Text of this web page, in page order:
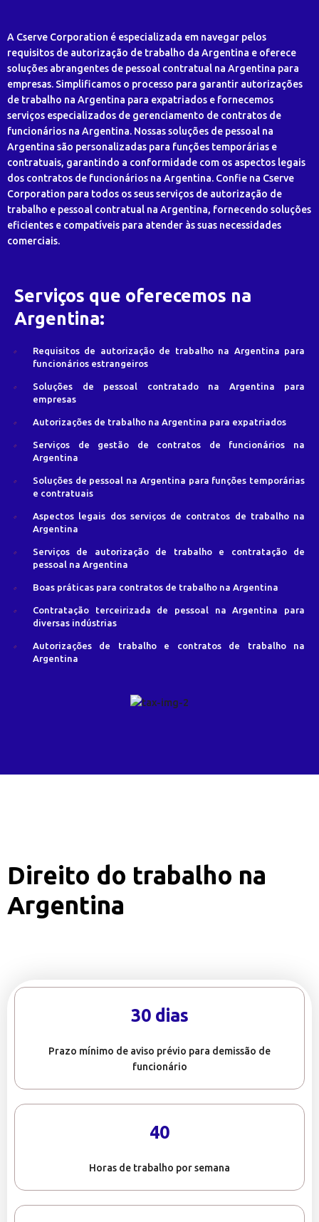
A Cserve Corporation é especializada em navegar pelos
requisitos de autorização de trabalho da Argentina e oferece
soluções abrangentes de pessoal contratual na Argentina para
empresas. Simplificamos o processo para garantir autorizações
de trabalho na Argentina para expatriados e fornecemos
serviços especializados de gerenciamento de contratos de
funcionários na Argentina. Nossas soluções de pessoal na
Argentina são personalizadas para funções temporárias e
contratuais, garantindo a conformidade com os aspectos legais
dos contratos de funcionários na Argentina. Confie na Cserve
Corporation para todos os seus serviços de autorização de
trabalho e pessoal contratual na Argentina, fornecendo soluções
eficientes e compatíveis para atender às suas necessidades
comerciais.
Serviços que oferecemos na
Argentina:
Requisitos de autorização de trabalho na Argentina para
funcionários estrangeiros
Soluções de pessoal contratado na Argentina para
empresas
Autorizações de trabalho na Argentina para expatriados
Serviços de gestão de contratos de funcionários na
Argentina
Soluções de pessoal na Argentina para funções temporárias
e contratuais
Aspectos legais dos serviços de contratos de trabalho na
Argentina
Serviços de autorização de trabalho e contratação de
pessoal na Argentina
Boas práticas para contratos de trabalho na Argentina
Contratação terceirizada de pessoal na Argentina para
diversas indústrias
Autorizações de trabalho e contratos de trabalho na
Argentina
Direito do trabalho na
Argentina
30 dias
Prazo mínimo de aviso prévio para demissão de
funcionário
40
Horas de trabalho por semana